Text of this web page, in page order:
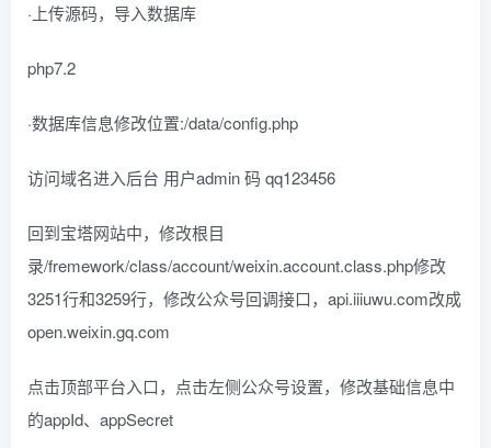
·上传源码，导入数据库
php7.2
·数据库信息修改位置:/data/config.php
访问域名进入后台 用户admin 码 qq123456
回到宝塔网站中，修改根目
录/fremework/class/account/weixin.account.class.php修改
3251行和3259行，修改公众号回调接口，api.iiiuwu.com改成
open.weixin.gq.com
点击顶部平台入口，点击左侧公众号设置，修改基础信息中
的appId、appSecret